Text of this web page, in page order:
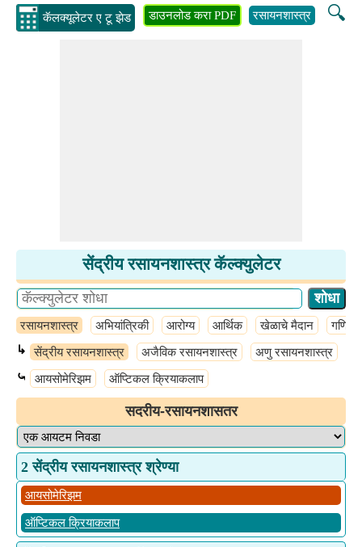
कॅलक्यूलेटर ए टू झेड 🔍
डाउनलोड करा PDF रसायनशास्त्र
सेंद्रीय रसायनशास्त्र कॅल्क्युलेटर
रसायनशास्त्र अभियांत्रिकी आरोग्य आर्थिक खेळाचे मैदान गणित
↳ सेंद्रीय रसायनशास्त्र अजैविक रसायनशास्त्र अणु रसायनशास्त्र
⤿ आयसोमेरिझम ऑप्टिकल क्रियाकलाप
सदरीय-रसायनशासतर
2 सेंद्रीय रसायनशास्त्र श्रेण्या
आयसोमेरिझम
ऑप्टिकल क्रियाकलाप